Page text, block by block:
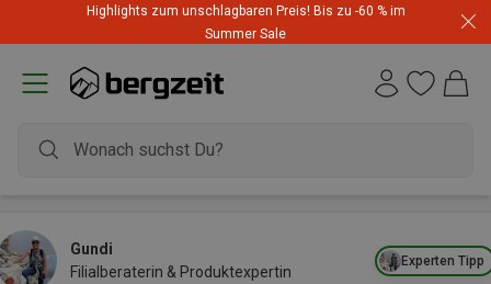
Highlights zum unschlagbaren Preis! Bis zu -60 % im
Summer Sale
Experten Tipp
Gundi
Filialberaterin & Produktexpertin